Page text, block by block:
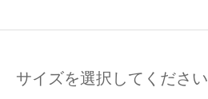
サイズを選択してください